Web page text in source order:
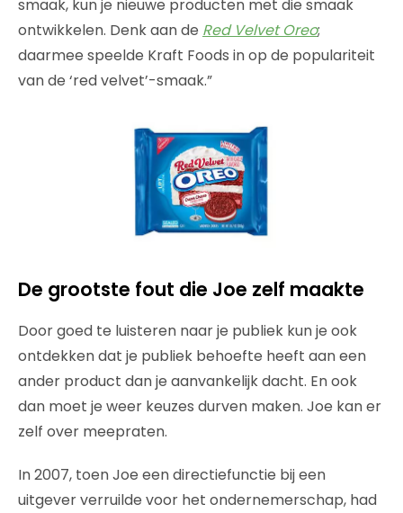
smaak, kun je nieuwe producten met die smaak
ontwikkelen. Denk aan de Red Velvet Oreo;
daarmee speelde Kraft Foods in op de populariteit
van de ‘red velvet’-smaak.”
De grootste fout die Joe zelf maakte
Door goed te luisteren naar je publiek kun je ook
ontdekken dat je publiek behoefte heeft aan een
ander product dan je aanvankelijk dacht. En ook
dan moet je weer keuzes durven maken. Joe kan er
zelf over meepraten.
In 2007, toen Joe een directiefunctie bij een
uitgever verruilde voor het ondernemerschap, had